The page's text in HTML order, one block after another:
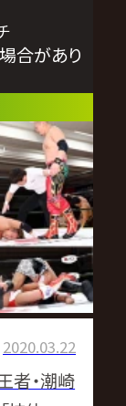
合があり
2020.03.22
者・潮崎